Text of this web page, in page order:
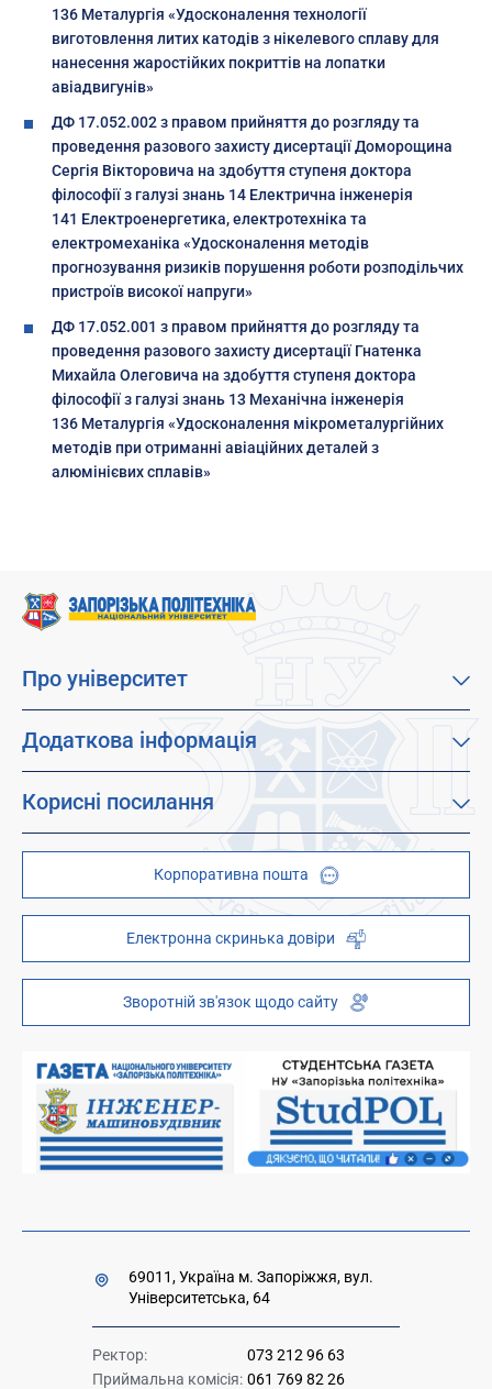
136 Металургія «Удосконалення технології
виготовлення литих катодів з нікелевого сплаву для
нанесення жаростійких покриттів на лопатки
авіадвигунів»
ДФ 17.052.002 з правом прийняття до розгляду та
проведення разового захисту дисертації Доморощина
Сергія Вікторовича на здобуття ступеня доктора
філософії з галузі знань 14 Електрична інженерія
141 Електроенергетика, електротехніка та
електромеханіка «Удосконалення методів
прогнозування ризиків порушення роботи розподільчих
пристроїв високої напруги»
ДФ 17.052.001 з правом прийняття до розгляду та
проведення разового захисту дисертації Гнатенка
Михайла Олеговича на здобуття ступеня доктора
філософії з галузі знань 13 Механічна інженерія
136 Металургія «Удосконалення мікрометалургійних
методів при отриманні авіаційних деталей з
алюмінієвих сплавів»
Про університет
Місія, візія та цінності
Факультети
Студентам
Додаткова інформація
Дистанційне навчання
Дитячо-юнацький науковий університет (ДЮНУ)
Відокремлені структурні підрозділи
Наукова бібліотека
Телефонний довідник
Інституційний репозиторій
Корисні посилання
Стипендії і гранти
ZP - QR code
Молодіжний хаб «FREETIME»
Платні послуги
Накази та розпорядження для оприлюднення
Міністерство освіти і науки України
Урядова "гаряча лінія" 1545
Корпоративна пошта
Електронна скринька довіри
Зворотній зв'язок щодо сайту
69011, Україна м. Запоріжжя, вул.
Університетська, 64
Ректор:
073 212 96 63
Приймальна комісія: 061 769 82 26